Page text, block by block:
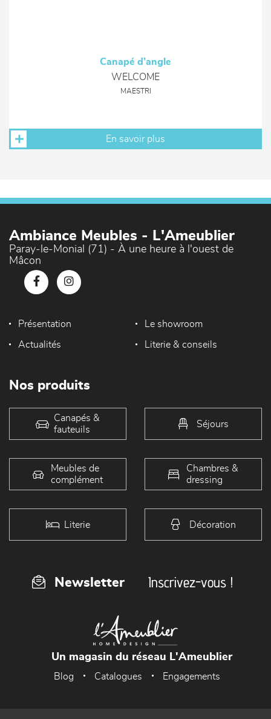
Canapé d’angle
WELCOME
MAESTRI
En savoir plus
Ambiance Meubles - L'Ameublier
Paray-le-Monial (71) - À une heure à l'ouest de
Mâcon
Présentation Le showroom
Actualités Literie & conseils
Nos produits
Canapés &
fauteuils
Séjours
Meubles de
complément
Chambres &
dressing
Literie Décoration
Newsletter Inscrivez-vous !
Un magasin du réseau L'Ameublier
Blog Catalogues Engagements